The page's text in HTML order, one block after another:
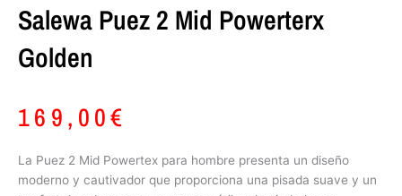
Salewa Puez 2 Mid Powerterx
Golden
169,00€
La Puez 2 Mid Powertex para hombre presenta un diseño
moderno y cautivador que proporciona una pisada suave y un